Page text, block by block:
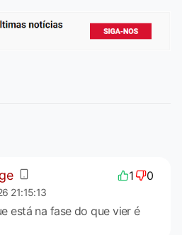
1 0
21:15:13
está na fase do que vier é